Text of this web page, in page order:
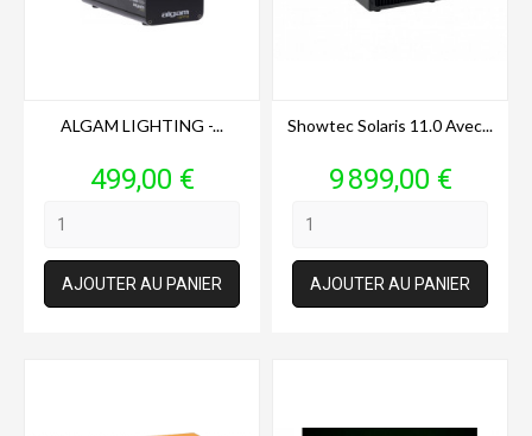
ALGAM LIGHTING -...
Prix
499,00 €
AJOUTER AU PANIER
Showtec Solaris 11.0 Avec...
Prix
9 899,00 €
AJOUTER AU PANIER